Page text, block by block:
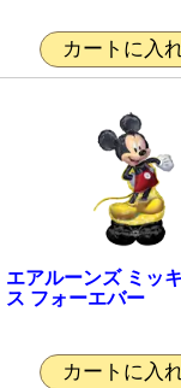
カートに入
エアルーンズ ミッ
ス フォーエバー
カートに入